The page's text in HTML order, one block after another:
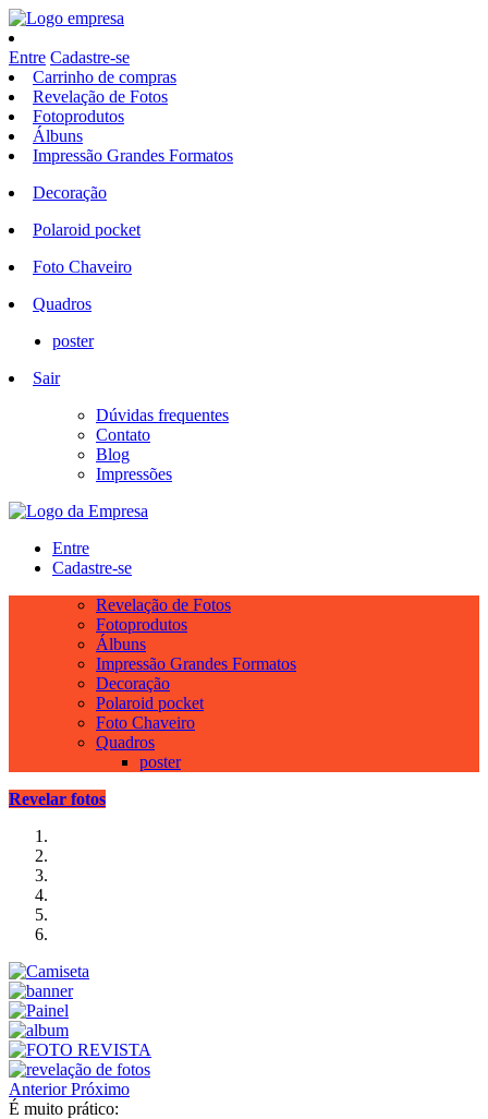
Entre Cadastre-se
Carrinho de compras
Revelação de Fotos
Fotoprodutos
Álbuns
Impressão Grandes Formatos
Decoração
Polaroid pocket
Foto Chaveiro
Quadros
poster
Sair
Dúvidas frequentes
Contato
Blog
Impressões
Entre
Cadastre-se
Revelação de Fotos
Fotoprodutos
Álbuns
Impressão Grandes Formatos
Decoração
Polaroid pocket
Foto Chaveiro
Quadros
poster
Revelar fotos
Anterior Próximo
É muito prático: